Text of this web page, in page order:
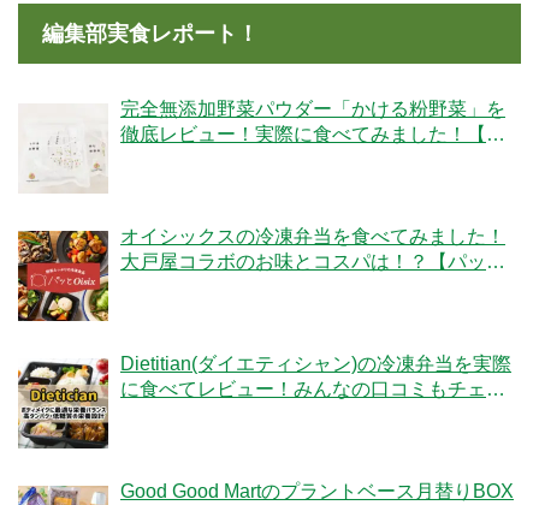
編集部実食レポート！
完全無添加野菜パウダー「かける粉野菜」を
徹底レビュー！実際に食べてみました！【ベ
オイシックスの冷凍弁当を食べてみました！
大戸屋コラボのお味とコスパは！？【パッと
Dietitian(ダイエティシャン)の冷凍弁当を実際
に食べてレビュー！みんなの口コミもチェッ
Good Good Martのプラントベース月替りBOX